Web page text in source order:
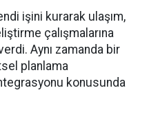
işini kurarak ulaşım,
çalışmalarına
Aynı zamanda bir
planlama
konusunda